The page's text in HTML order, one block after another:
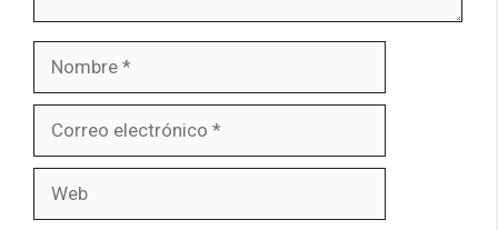
electrónico